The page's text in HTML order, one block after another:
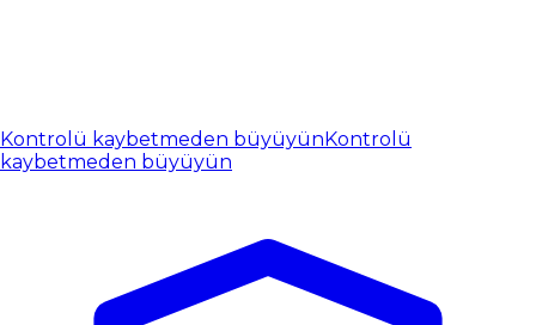
Kontrolü kaybetmeden büyüyünKontrolü
kaybetmeden büyüyün